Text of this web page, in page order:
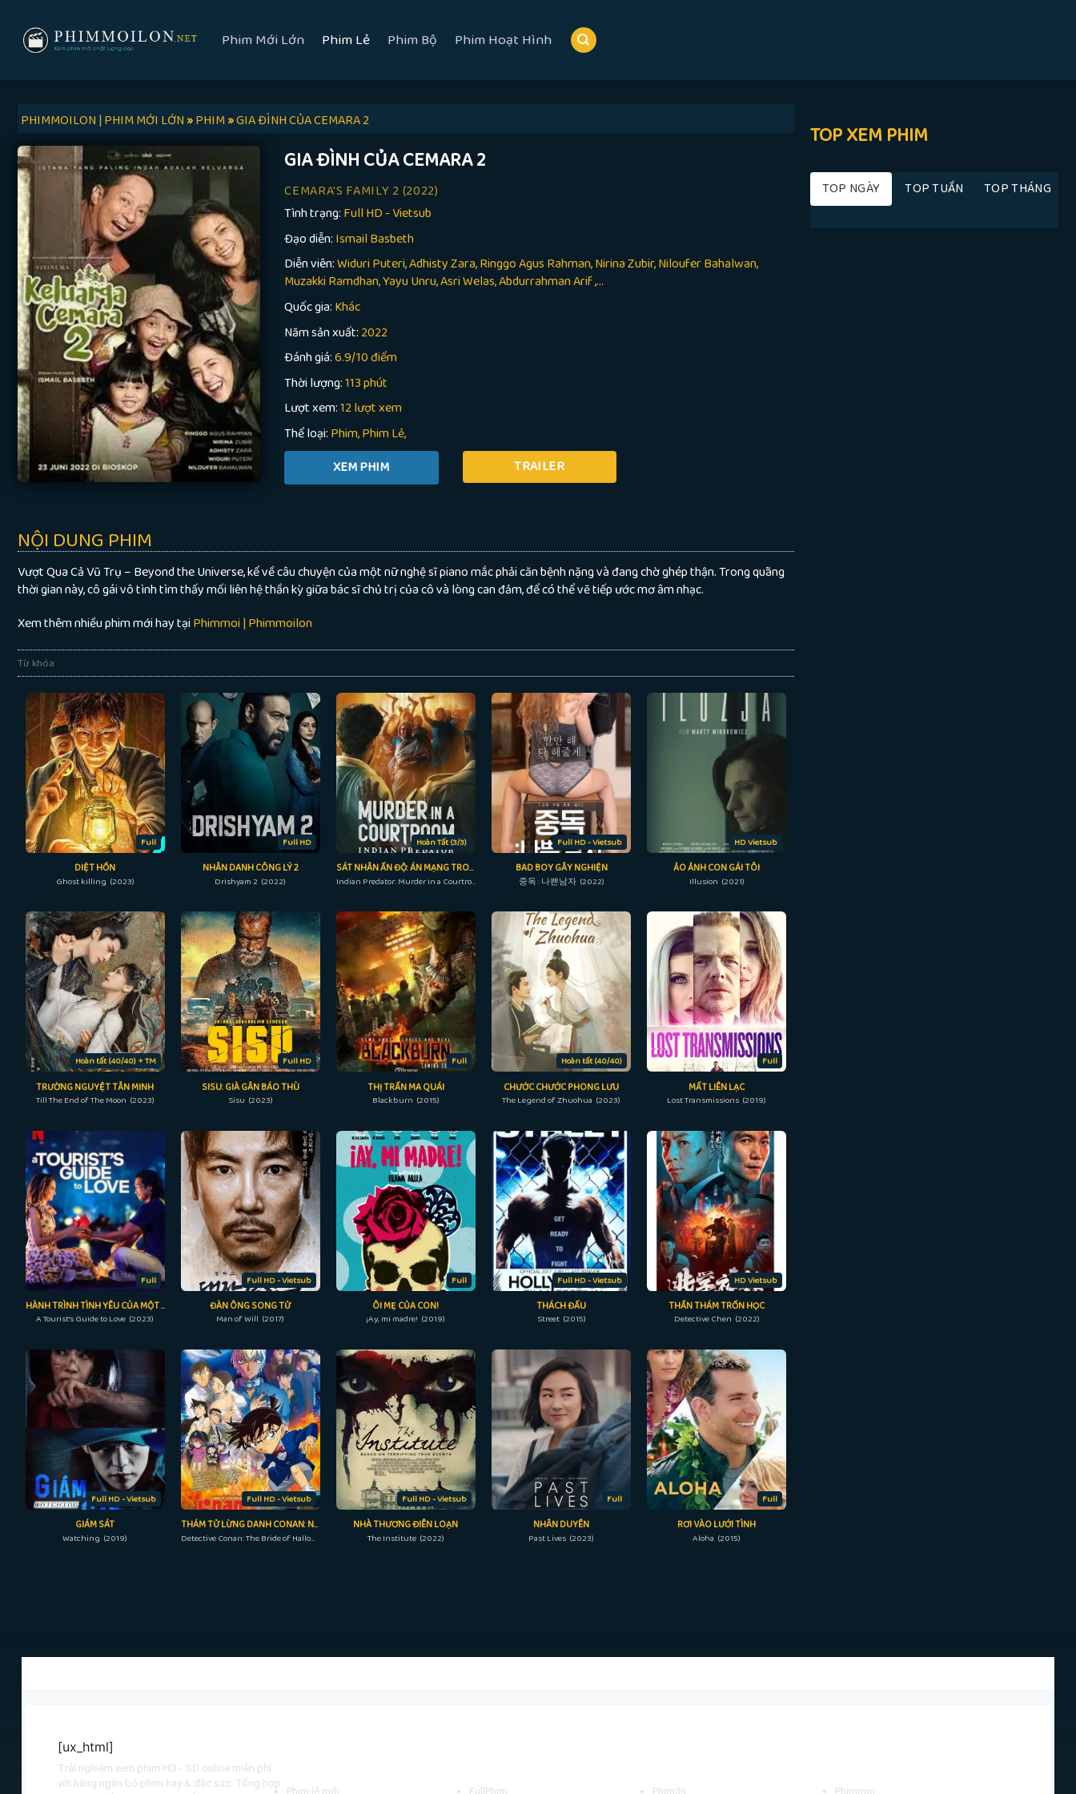
content
Phim Mới Lớn Phim Lẻ Phim Bộ Phim Hoạt Hình
PHIMMOILON | PHIM MỚI LỚN »PHIM»GIA ĐÌNH CỦA CEMARA 2
GIA ĐÌNH CỦA CEMARA 2
CEMARA'S FAMILY 2 (2022)
Tình trạng: Full HD - Vietsub
Đạo diễn: Ismail Basbeth
Diễn viên:Widuri Puteri, Adhisty Zara, Ringgo Agus Rahman, Nirina Zubir, Niloufer Bahalwan,
Muzakki Ramdhan, Yayu Unru, Asri Welas, Abdurrahman Arif ,...
Quốc gia: Khác
Năm sản xuất: 2022
Đánh giá:6.9/10 điểm
Thời lượng:113 phút
Lượt xem:12 lượt xem
Thể loại: Phim Phim Lẻ
TRAILER
NỘI DUNG PHIM
Vượt Qua Cả Vũ Trụ – Beyond the Universe, kể về câu chuyện của một nữ nghệ sĩ piano mắc phải căn bệnh nặng và đang chờ ghép thận. Trong quãng
thời gian này, cô gái vô tình tìm thấy mối liên hệ thần kỳ giữa bác sĩ chủ trị của cô và lòng can đảm, để có thể vẽ tiếp ước mơ âm nhạc.
Xem thêm nhiều phim mới hay tạiPhimmoi | Phimmoilon
Từ khóa
Full
DIỆT HỒN
Ghost killing (2023)
Full HD
NHÂN DANH CÔNG LÝ 2
Drishyam 2 (2022)
Hoàn Tất (3/3)
SÁT NHÂN ẤN ĐỘ: ÁN MẠNG TRONG PHÒNG XỬ ÁN
Indian Predator: Murder in a Courtroom (2022)
Full HD - Vietsub
BAD BOY GÂY NGHIỆN
중독 : 나쁜남자 (2022)
HD Vietsub
ẢO ẢNH CON GÁI TÔI
Illusion (2021)
Hoàn tất (40/40) + TM
TRƯỜNG NGUYỆT TẪN MINH
Till The End of The Moon (2023)
Full HD
SISU: GIÀ GÂN BÁO THÙ
Sisu (2023)
Full
THỊ TRẤN MA QUÁI
Blackburn (2015)
Hoàn tất (40/40)
CHƯỚC CHƯỚC PHONG LƯU
The Legend of Zhuohua (2023)
Full
MẤT LIÊN LẠC
Lost Transmissions (2019)
Full
HÀNH TRÌNH TÌNH YÊU CỦA MỘT DU KHÁCH
A Tourist's Guide to Love (2023)
Full HD - Vietsub
ĐÀN ÔNG SONG TỬ
Man of Will (2017)
Full
ÔI MẸ CỦA CON!
¡Ay, mi madre! (2019)
Full HD - Vietsub
THÁCH ĐẤU
Street (2015)
HD Vietsub
THẦN THÁM TRỐN HỌC
Detective Chen (2022)
Full HD - Vietsub
GIÁM SÁT
Watching (2019)
Full HD - Vietsub
THÁM TỬ LỪNG DANH CONAN: NÀNG DÂU HALLOWEEN
Detective Conan: The Bride of Halloween (2022)
Full HD - Vietsub
NHÀ THƯƠNG ĐIÊN LOẠN
The Institute (2022)
Full
NHÂN DUYÊN
Past Lives (2023)
Full
RƠI VÀO LƯỚI TÌNH
Aloha (2015)
TOP XEM PHIM
TOP NGÀY TOP TUẦN TOP THÁNG